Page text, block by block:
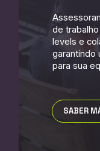
de
levels e
garantindo
para sua
SABER